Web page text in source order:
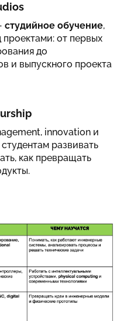
студийное обучение,
проектами: от первых
до
и выпускного проекта
innovation и
развивать
как превращать